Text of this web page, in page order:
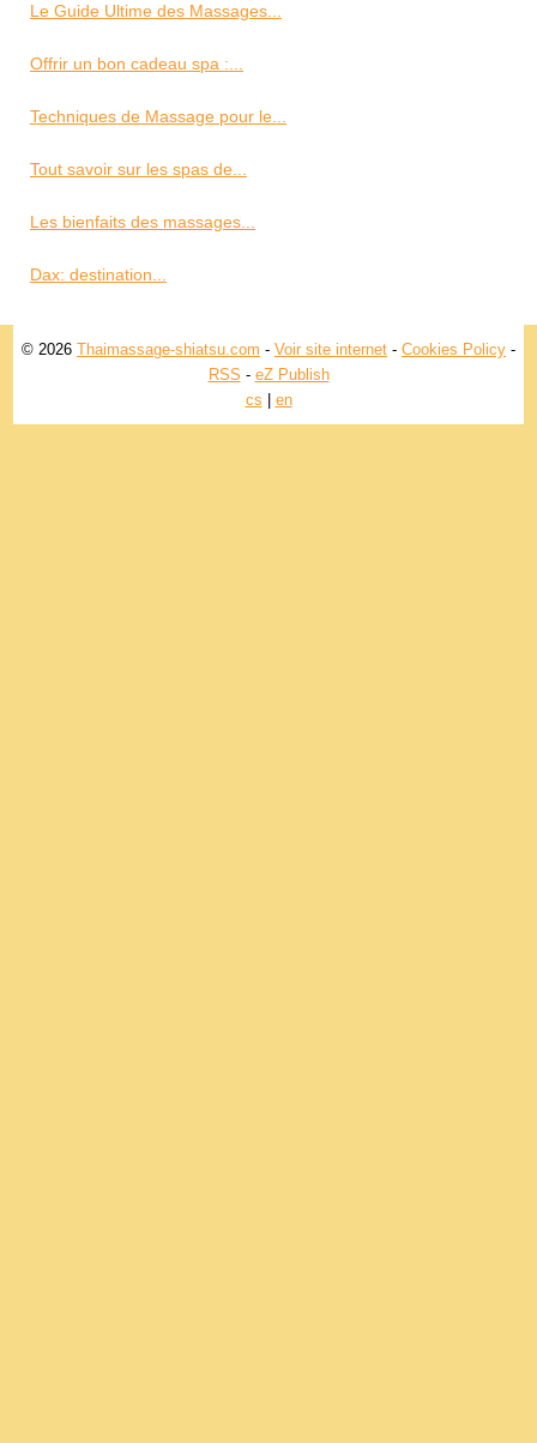
Le Guide Ultime des Massages...
Offrir un bon cadeau spa :...
Techniques de Massage pour le...
Tout savoir sur les spas de...
Les bienfaits des massages...
Dax: destination...
© 2026 Thaimassage-shiatsu.com - Voir site internet - Cookies Policy -
RSS - eZ Publish
cs
en